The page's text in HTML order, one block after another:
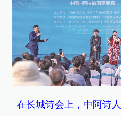
在长城诗会上，中阿诗